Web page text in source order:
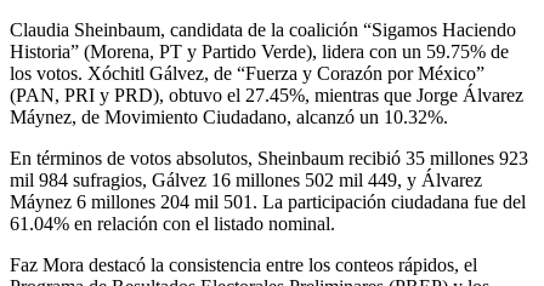
Claudia Sheinbaum, candidata de la coalición “Sigamos Haciendo
Historia” (Morena, PT y Partido Verde), lidera con un 59.75% de
los votos. Xóchitl Gálvez, de “Fuerza y Corazón por México”
(PAN, PRI y PRD), obtuvo el 27.45%, mientras que Jorge Álvarez
Máynez, de Movimiento Ciudadano, alcanzó un 10.32%.
En términos de votos absolutos, Sheinbaum recibió 35 millones 923
mil 984 sufragios, Gálvez 16 millones 502 mil 449, y Álvarez
Máynez 6 millones 204 mil 501. La participación ciudadana fue del
61.04% en relación con el listado nominal.
Faz Mora destacó la consistencia entre los conteos rápidos, el